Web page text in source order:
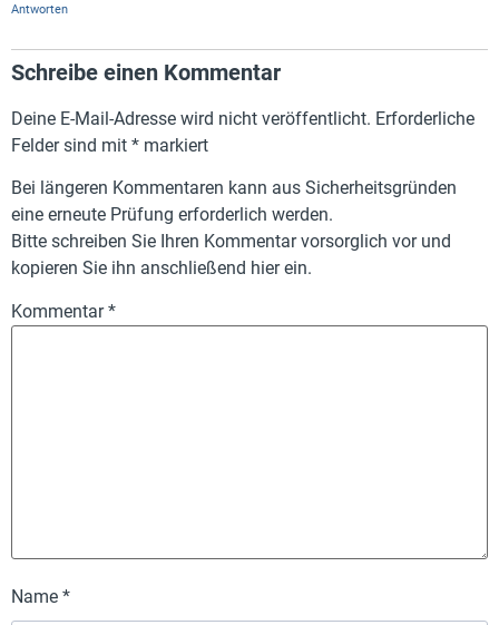
Antworten
Schreibe einen Kommentar
Deine E-Mail-Adresse wird nicht veröffentlicht. Erforderliche
Felder sind mit * markiert
Bei längeren Kommentaren kann aus Sicherheitsgründen
eine erneute Prüfung erforderlich werden.
Bitte schreiben Sie Ihren Kommentar vorsorglich vor und
kopieren Sie ihn anschließend hier ein.
Kommentar*
Name *